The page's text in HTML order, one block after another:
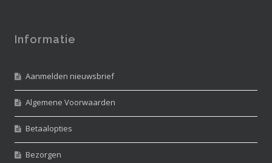
Informatie
Aanmelden nieuwsbrief
Algemene Voorwaarden
Betaalopties
Bezorgen